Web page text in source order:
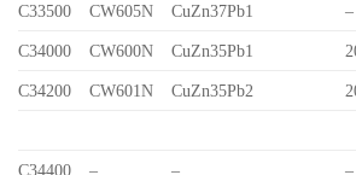
C33500 CW605N CuZn37Pb1 –
C34000 CW600N CuZn35Pb1
C34200 CW601N CuZn35Pb2
C34400 – – –